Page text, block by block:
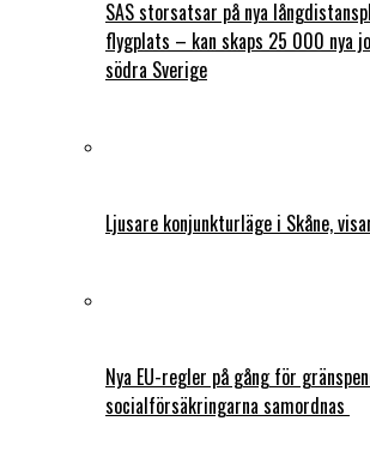
SAS storsatsar på nya
flygplats – kan skaps 25 000 nya
södra Sverige
Ljusare konjunkturläge i Skåne,
Nya EU-regler på gång för
socialförsäkringarna samordnas